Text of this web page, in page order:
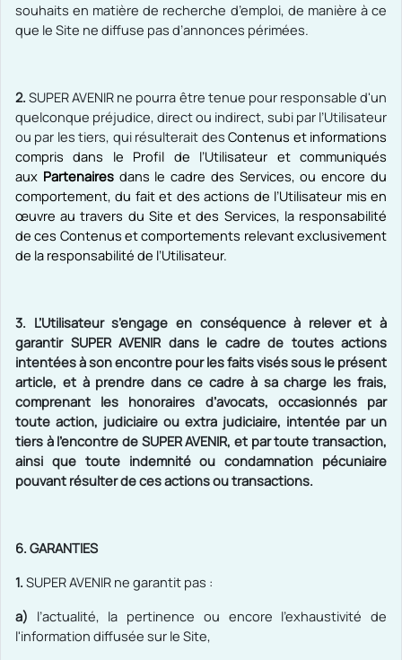
souhaits en matière de recherche d’emploi, de manière à ce
que le Site ne diffuse pas d’annonces périmées.
2.SUPER AVENIR ne pourra être tenue pour responsable d'un
quelconque préjudice, direct ou indirect, subi par l’Utilisateur
ou par les tiers, qui résulterait des Contenus et informations
compris dans le Profil de l’Utilisateur et communiqués
aux Partenairesdans le cadre des Services,ou encore du
comportement, du fait et des actions de l’Utilisateur mis en
œuvre au travers du Site et des Services, la responsabilité
de ces Contenus et comportements relevant exclusivement
de la responsabilité de l’Utilisateur.
3. L’Utilisateur s’engage en conséquence à relever et à
garantir SUPER AVENIR dans le cadre de toutes actions
intentées à son encontre pour les faits visés sous le présent
article, et à prendre dans ce cadre à sa charge les frais,
comprenant les honoraires d’avocats, occasionnés par
toute action, judiciaire ou extra judiciaire, intentée par un
tiers à l’encontre de SUPER AVENIR, et par toute transaction,
ainsi que toute indemnité ou condamnation pécuniaire
pouvant résulter de ces actions ou transactions.
6. GARANTIES
1. SUPER AVENIR ne garantit pas :
a) l’actualité, la pertinence ou encore l'exhaustivité de
l'information diffusée sur le Site,